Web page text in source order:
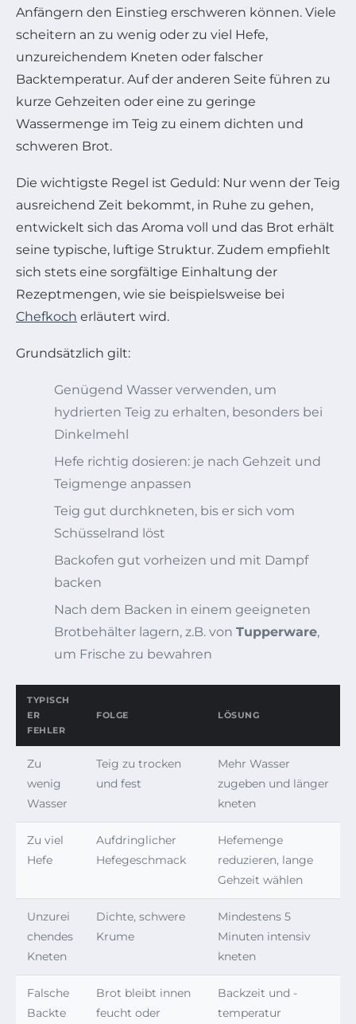
Anfängern den Einstieg erschweren können. Viele
scheitern an zu wenig oder zu viel Hefe,
unzureichendem Kneten oder falscher
Backtemperatur. Auf der anderen Seite führen zu
kurze Gehzeiten oder eine zu geringe
Wassermenge im Teig zu einem dichten und
schweren Brot.
Die wichtigste Regel ist Geduld: Nur wenn der Teig
ausreichend Zeit bekommt, in Ruhe zu gehen,
entwickelt sich das Aroma voll und das Brot erhält
seine typische, luftige Struktur. Zudem empfiehlt
sich stets eine sorgfältige Einhaltung der
Rezeptmengen, wie sie beispielsweise bei
Chefkoch erläutert wird.
Grundsätzlich gilt:
Genügend Wasser verwenden, um
hydrierten Teig zu erhalten, besonders bei
Dinkelmehl
Hefe richtig dosieren: je nach Gehzeit und
Teigmenge anpassen
Teig gut durchkneten, bis er sich vom
Schüsselrand löst
Backofen gut vorheizen und mit Dampf
backen
Nach dem Backen in einem geeigneten
Brotbehälter lagern, z.B. von Tupperware,
um Frische zu bewahren
TYPISCH
ER
FEHLER
FOLGE LÖSUNG
Zu
wenig
Wasser
Teig zu trocken
und fest
Mehr Wasser
zugeben und länger
kneten
Zu viel
Hefe
Aufdringlicher
Hefegeschmack
Hefemenge
reduzieren, lange
Gehzeit wählen
Unzurei
chendes
Kneten
Dichte, schwere
Krume
Mindestens 5
Minuten intensiv
kneten
Falsche
Backte
Brot bleibt innen
feucht oder
Backzeit und -
temperatur